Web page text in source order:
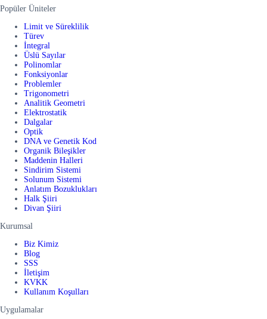
Popüler Üniteler
Limit ve Süreklilik
Türev
İntegral
Üslü Sayılar
Polinomlar
Fonksiyonlar
Problemler
Trigonometri
Analitik Geometri
Elektrostatik
Dalgalar
Optik
DNA ve Genetik Kod
Organik Bileşikler
Maddenin Halleri
Sindirim Sistemi
Solunum Sistemi
Anlatım Bozuklukları
Halk Şiiri
Divan Şiiri
Kurumsal
Biz Kimiz
Blog
SSS
İletişim
KVKK
Kullanım Koşulları
Uygulamalar